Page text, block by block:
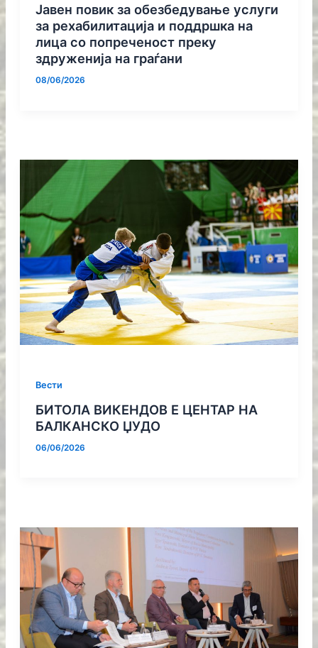
Јавен повик за обезбедување услуги
за рехабилитација и поддршка на
лица со попреченост преку
здруженија на граѓани
08/06/2026
Вести
БИТОЛА ВИКЕНДОВ Е ЦЕНТАР НА
БАЛКАНСКО ЏУДО
06/06/2026